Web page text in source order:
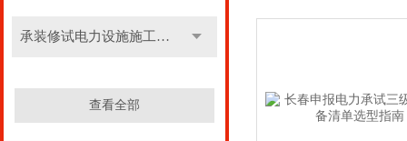
承装修试电力设施施工机具
查看全部